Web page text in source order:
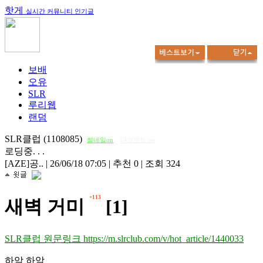
핫게 실시간 커뮤니티 인기글
보배
오유
SLR
루리웹
랜덤
SLR클럽 (1108085) 썸네일on
로딩중. . .
[AZE]공.. | 26/06/18 07:05 | 추천 0 | 조회 324
새벽 거미 +113 [1]
SLR클럽 원문링크 https://m.slrclub.com/v/hot_article/1440033
하악 하악